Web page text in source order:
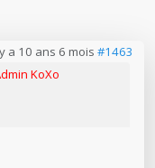
a 10 ans 6 mois #1463
KoXo